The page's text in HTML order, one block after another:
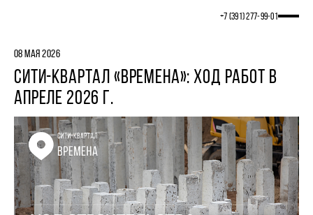
+7 (391) 277‒99‒01
08 МАЯ 2026
СИТИ-КВАРТАЛ «ВРЕМЕНА»: ХОД РАБОТ В
АПРЕЛЕ 2026 Г.